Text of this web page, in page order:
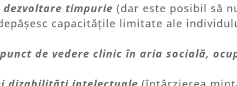
timpurie (dar este posibil să
capacitățile limitate ale
de vedere clinic în aria socială,